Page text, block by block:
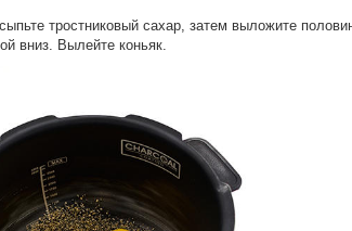
тростниковый сахар, затем выложите
вниз. Вылейте коньяк.